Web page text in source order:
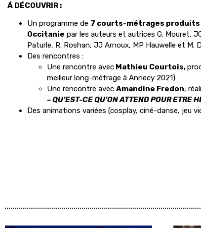
Á DÉCOUVRIR :
Un programme de 7 courts-métrages produits
Occitanie par les auteurs et autrices G. Mouret,
Paturle, R. Roshan, JJ Arnoux, MP Hauwelle et M.
Des rencontres :
Une rencontre avec Mathieu Courtois,
meilleur long-métrage à Annecy 2021)
Une rencontre avec Amandine Fredon,
– QU’EST-CE QU’ON ATTEND POUR ETRE
Des animations variées (cosplay, ciné-danse, jeu